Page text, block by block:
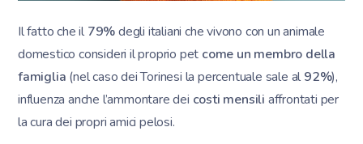
Il fatto che il 79%degli italiani che vivono con un animale
domestico consideri il proprio pet come un membro della
famiglia (nel caso dei Torinesi la percentuale sale al 92%),
influenza anche l’ammontare dei costi mensili affrontati per
la cura dei propri amici pelosi.